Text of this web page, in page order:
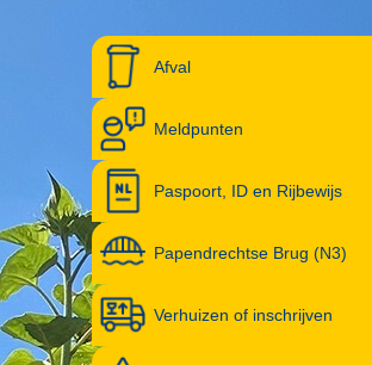
Afval
Meldpunten
Paspoort, ID en Rijbewijs
Papendrechtse Brug (N3)
Verhuizen of inschrijven